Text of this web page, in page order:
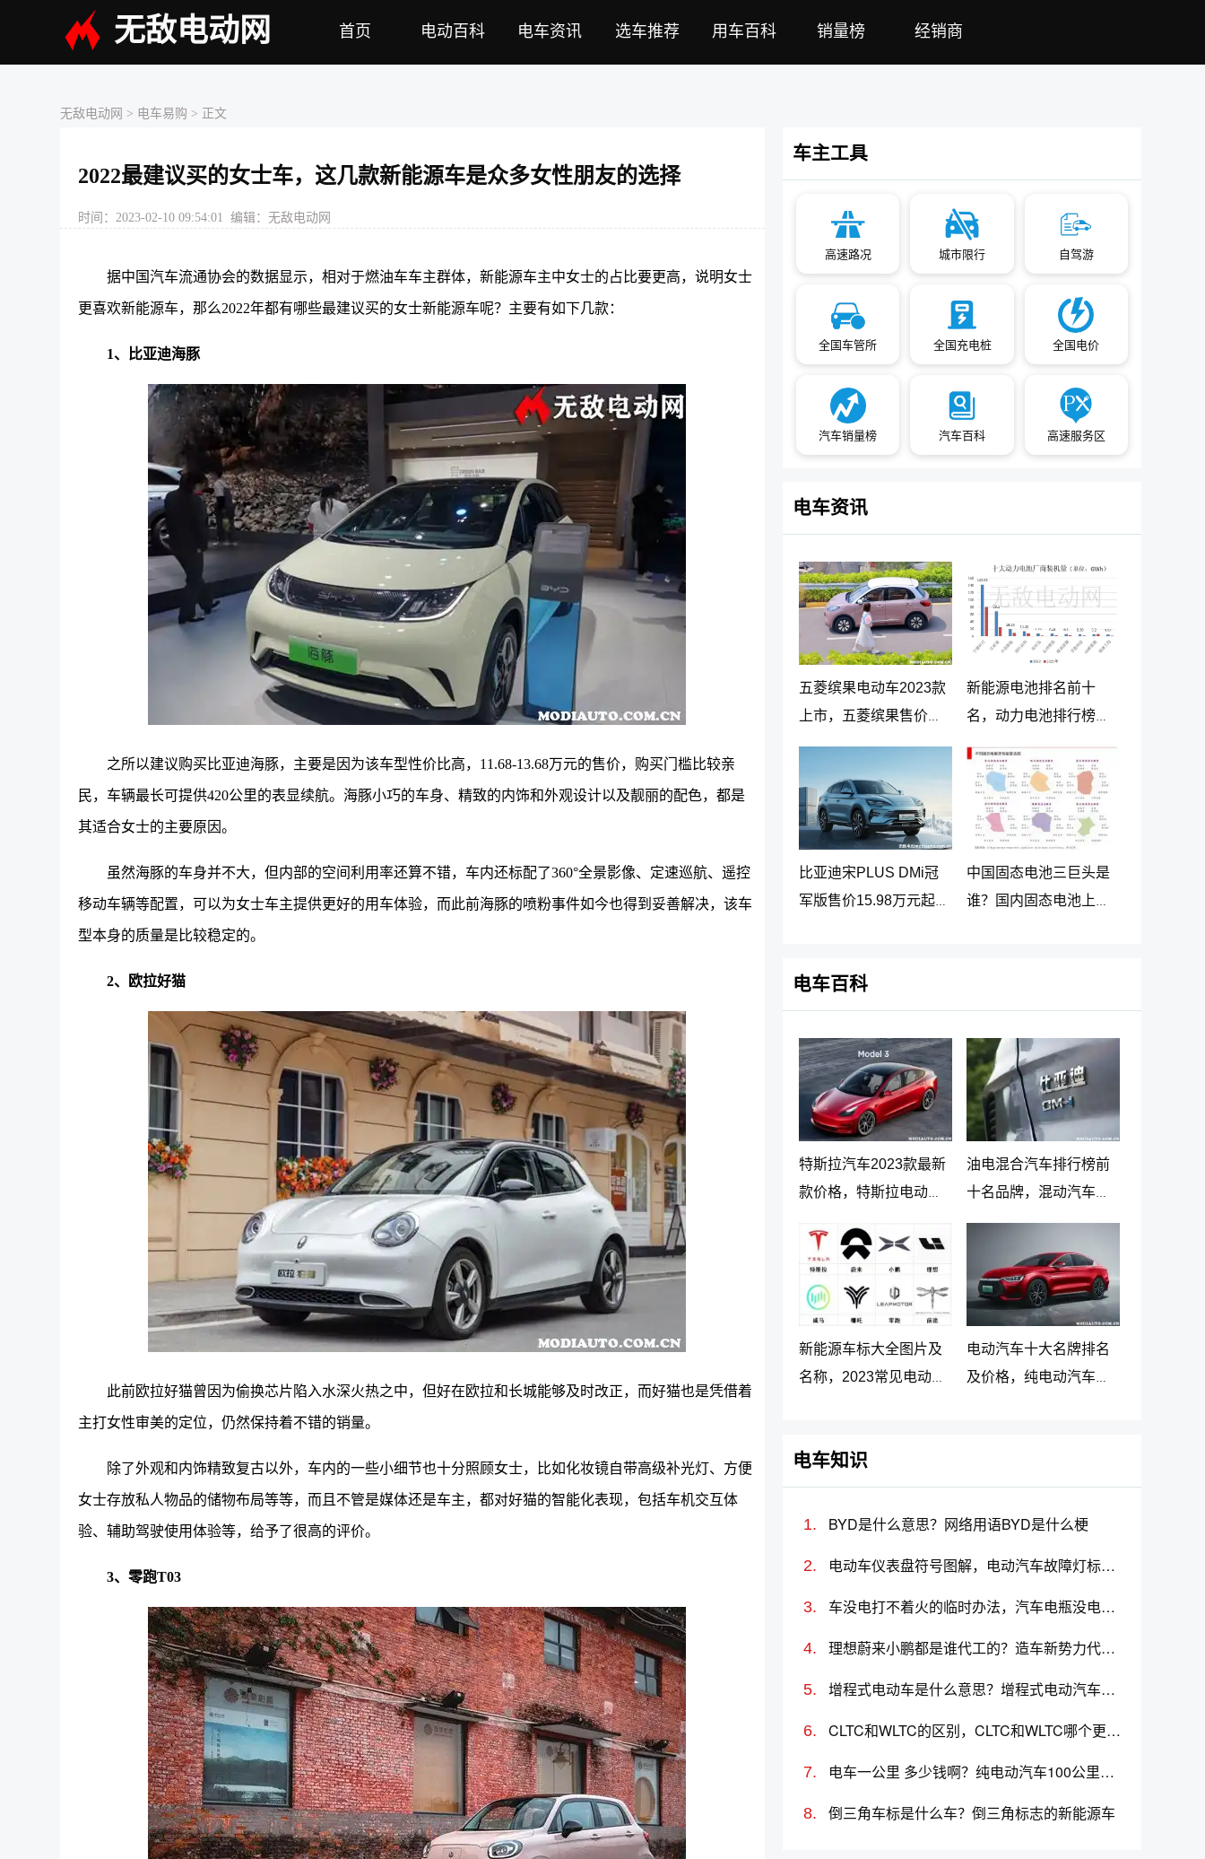
无敌电动网 首页 电动百科 电车资讯 选车推荐 用车百科 销量榜 经销商
无敌电动网 > 电车易购 > 正文
2022最建议买的女士车，这几款新能源车是众多女性朋友的选择
时间：2023-02-10 09:54:01 编辑：无敌电动网
据中国汽车流通协会的数据显示，相对于燃油车车主群体，新能源车主中女士的占比要更高，说明女士
更喜欢新能源车，那么2022年都有哪些最建议买的女士新能源车呢？主要有如下几款：
1、比亚迪海豚
之所以建议购买比亚迪海豚，主要是因为该车型性价比高，11.68-13.68万元的售价，购买门槛比较亲
民，车辆最长可提供420公里的表显续航。 海豚小巧的车身、精致的内饰和外观设计以及靓丽的配色，都是
其适合女士的主要原因。
虽然海豚的车身并不大，但内部的空间利用率还算不错，车内还标配了360°全景影像、定速巡航、遥控
移动车辆等配置，可以为女士车主提供更好的用车体验，而此前海豚的喷粉事件如今也得到妥善解决，该车
型本身的质量是比较稳定的。
2、欧拉好猫
此前欧拉好猫曾因为偷换芯片陷入水深火热之中，但好在欧拉和长城能够及时改正，而好猫也是凭借着
主打女性审美的定位，仍然保持着不错的销量。
除了外观和内饰精致复古以外，车内的一些小细节也十分照顾女士，比如化妆镜自带高级补光灯、方便
女士存放私人物品的储物布局等等，而且不管是媒体还是车主，都对好猫的智能化表现，包括车机交互体
验、辅助驾驶使用体验等，给予了很高的评价。
3、零跑T03
车主工具
高速路况 城市限行 自驾游
全国车管所 全国充电桩 全国电价
汽车销量榜 汽车百科 高速服务区
电车资讯
五菱缤果电动车2023款
上市，五菱缤果售价
5.98万起
新能源电池排名前十
名，动力电池排行榜前
十名
比亚迪宋PLUS DMi冠
军版售价15.98万元起，
中国固态电池三巨头是
谁？国内固态电池上市
电车百科
特斯拉汽车2023款最新
款价格，特斯拉电动汽
油电混合汽车排行榜前
十名品牌，混动汽车十
大名牌排名及价格
新能源车标大全图片及
名称，2023常见电动汽
电动汽车十大名牌排名
及价格，纯电动汽车排
电车知识
BYD是什么意思？网络用语BYD是什么梗
电动车仪表盘符号图解，电动汽车故障灯标志图解大全
车没电打不着火的临时办法，汽车电瓶没电怎么搭线(图解)
理想蔚来小鹏都是谁代工的？造车新势力代工厂分别是哪些
增程式电动车是什么意思？增程式电动汽车优缺点
CLTC和WLTC的区别，CLTC和WLTC哪个更准确
电车一公里 多少钱啊？纯电动汽车100公里多少度电
倒三角车标是什么车？倒三角标志的新能源车